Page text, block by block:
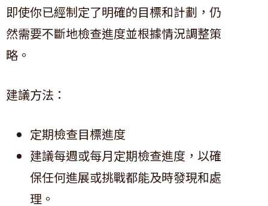
即使你已經制定了明確的目標和計劃，仍
然需要不斷地檢查進度並根據情況調整策
略。
建議方法：
定期檢查目標進度
建議每週或每月定期檢查進度，以確
保任何進展或挑戰都能及時發現和處
理。